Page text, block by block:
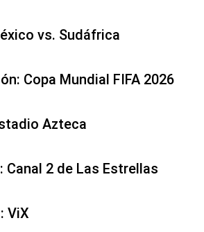
vs. Sudáfrica
Copa Mundial FIFA 2026
Azteca
Canal 2 de Las Estrellas
ViX